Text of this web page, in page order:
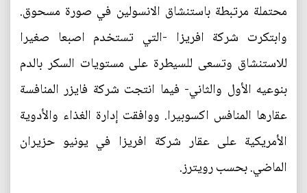
محتملة مرتبطة باستنشاق الانسولين في صورة مسحوق.
وابتكرت شركة افريزا -التي تستخدم اصبعا صغيرا
للاستنشاق وتسعى للسيطرة على مستويات السكر بالدم
بنوعيه الأول والثاني- فيما انتجت شركة فايزر المنافسة
عقارها المنافس اكسوبيرا. ووافقت إدارة الغذاء والأدوية
الأمريكية على عقار شركة افريزا في يونيو حزيران
الماضي. بحسب رويترز.